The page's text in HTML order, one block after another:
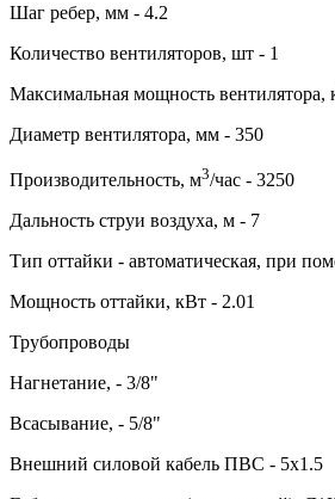
Шаг ребер, мм - 4.2
Количество вентиляторов, шт - 1
Максимальная мощность вентилятора,
Диаметр вентилятора, мм - 350
Производительность, м3/час - 3250
Дальность струи воздуха, м - 7
Тип оттайки - автоматическая, при
Мощность оттайки, кВт - 2.01
Трубопроводы
Нагнетание, - 3/8"
Всасывание, - 5/8"
Внешний силовой кабель ПВС - 5х1.5